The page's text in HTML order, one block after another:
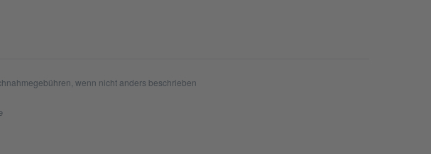
wenn nicht anders beschrieben